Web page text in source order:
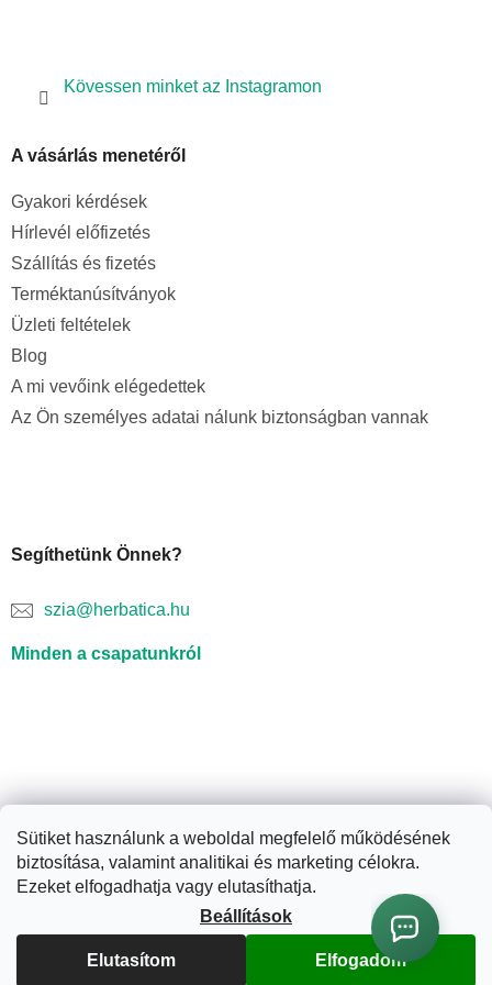
Sütiket használunk a weboldal megfelelő működésének
biztosítása, valamint analitikai és marketing célokra.
Ezeket elfogadhatja vagy elutasíthatja.
Beállítások
Elutasítom Elfogadom
Kövessen minket az Instagramon
A vásárlás menetéről
Gyakori kérdések
Hírlevél előfizetés
Szállítás és fizetés
Terméktanúsítványok
Üzleti feltételek
Blog
A mi vevőink elégedettek
Az Ön személyes adatai nálunk biztonságban vannak
Segíthetünk Önnek?
szia@herbatica.hu
Minden a csapatunkról
Shoptet készítette
Copyright 2026Herbatica.hu. Minden jog fenntartva.Süti
beállítások szerkesztése